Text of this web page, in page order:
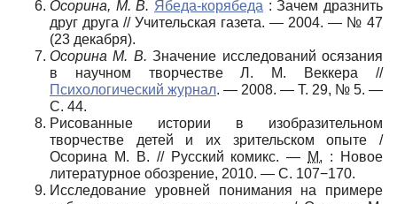
Осорина, М. В. Ябеда-корябеда : Зачем дразнить
друг друга // Учительская газета. — 2004. — № 47
(23 декабря).
Осорина М. В. Значение исследований осязания
в научном творчестве Л. М. Веккера //
Психологический журнал. — 2008. — Т. 29, № 5. —
С. 44.
Рисованные истории в изобразительном
творчестве детей и их зрительском опыте /
Осорина М. В. // Русский комикс. — М. : Новое
литературное обозрение, 2010. — С. 107−170.
Исследование уровней понимания на примере